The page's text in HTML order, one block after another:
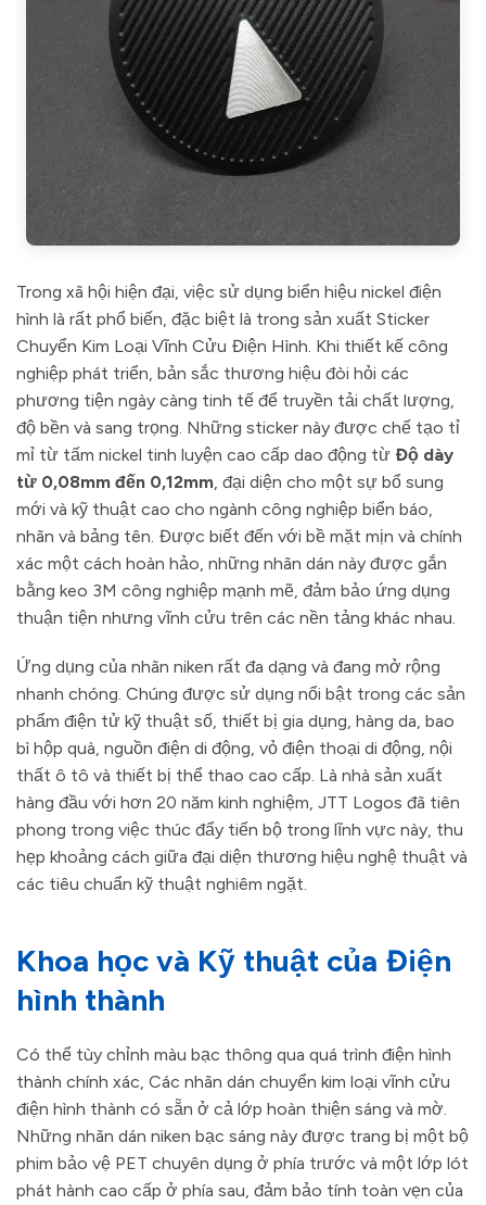
Trong xã hội hiện đại, việc sử dụng biển hiệu nickel điện
hình là rất phổ biến, đặc biệt là trong sản xuất Sticker
Chuyển Kim Loại Vĩnh Cửu Điện Hình. Khi thiết kế công
nghiệp phát triển, bản sắc thương hiệu đòi hỏi các
phương tiện ngày càng tinh tế để truyền tải chất lượng,
độ bền và sang trọng. Những sticker này được chế tạo tỉ
mỉ từ tấm nickel tinh luyện cao cấp dao động từ Độ dày
từ 0,08mm đến 0,12mm , đại diện cho một sự bổ sung
mới và kỹ thuật cao cho ngành công nghiệp biển báo,
nhãn và bảng tên. Được biết đến với bề mặt mịn và chính
xác một cách hoàn hảo, những nhãn dán này được gắn
bằng keo 3M công nghiệp mạnh mẽ, đảm bảo ứng dụng
thuận tiện nhưng vĩnh cửu trên các nền tảng khác nhau.
Ứng dụng của nhãn niken rất đa dạng và đang mở rộng
nhanh chóng. Chúng được sử dụng nổi bật trong các sản
phẩm điện tử kỹ thuật số, thiết bị gia dụng, hàng da, bao
bì hộp quà, nguồn điện di động, vỏ điện thoại di động, nội
thất ô tô và thiết bị thể thao cao cấp. Là nhà sản xuất
hàng đầu với hơn 20 năm kinh nghiệm, JTT Logos đã tiên
phong trong việc thúc đẩy tiến bộ trong lĩnh vực này, thu
hẹp khoảng cách giữa đại diện thương hiệu nghệ thuật và
các tiêu chuẩn kỹ thuật nghiêm ngặt.
Khoa học và Kỹ thuật của Điện
hình thành
Có thể tùy chỉnh màu bạc thông qua quá trình điện hình
thành chính xác, Các nhãn dán chuyển kim loại vĩnh cửu
điện hình thành có sẵn ở cả lớp hoàn thiện sáng và mờ.
Những nhãn dán niken bạc sáng này được trang bị một bộ
phim bảo vệ PET chuyên dụng ở phía trước và một lớp lót
phát hành cao cấp ở phía sau, đảm bảo tính toàn vẹn của